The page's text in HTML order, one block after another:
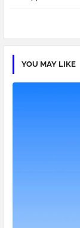
YOU MAY LIKE